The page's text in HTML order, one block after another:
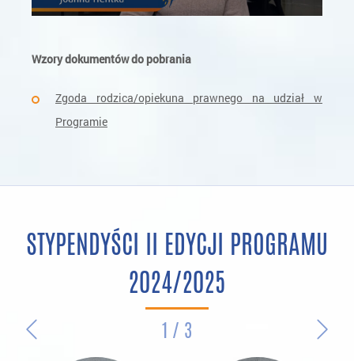
Wzory dokumentów do pobrania
Zgoda rodzica/opiekuna prawnego na udział w
Programie
STYPENDYŚCI II EDYCJI PROGRAMU
2024/2025
1 / 3